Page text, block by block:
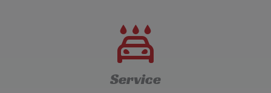
Service